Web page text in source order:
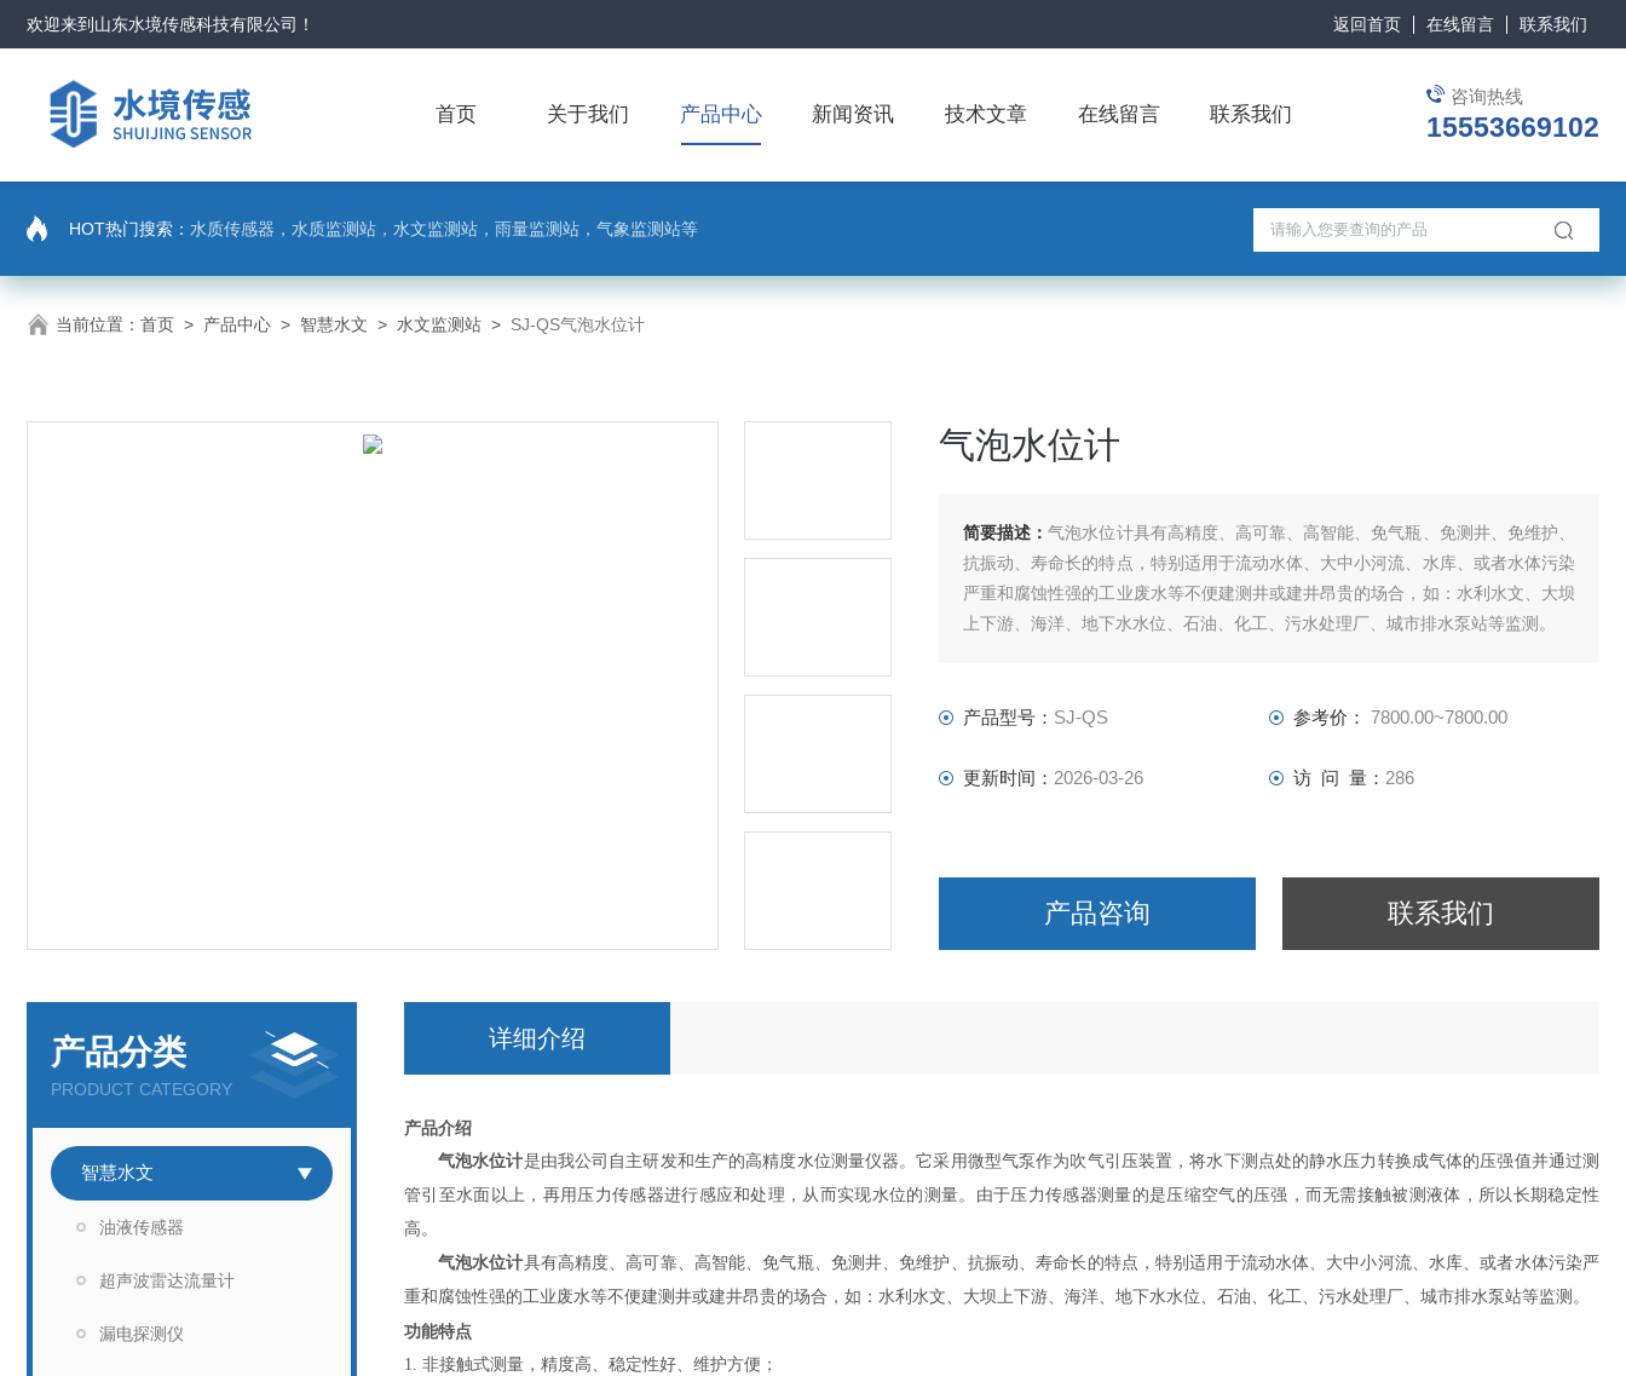
欢迎来到 山东水境传感科技有限公司 ！ 返回首页 在线留言 联系我们
咨询热线
15553669102
首页 关于我们 产品中心 新闻资讯 技术文章 在线留言 联系我们
HOT热门搜索： 水质传感器，水质监测站，水文监测站，雨量监测站，气象监测站等
当前位置： 首页 > 产品中心 > 智慧水文 > 水文监测站 > SJ-QS气泡水位计
气泡水位计
简要描述：气泡水位计具有高精度、高可靠、高智能、免气瓶、免测井、免维护、
抗振动、寿命长的特点，特别适用于流动水体、大中小河流、水库、或者水体污染
严重和腐蚀性强的工业废水等不便建测井或建井昂贵的场合，如：水利水文、大坝
上下游、海洋、地下水水位、石油、化工、污水处理厂、城市排水泵站等监测。
产品型号： SJ-QS 参考价： 7800.00~7800.00
更新时间： 2026-03-26 访 问 量： 286
产品咨询 联系我们
产品分类
PRODUCT CATEGORY
智慧水文
油液传感器
超声波雷达流量计
漏电探测仪
详细介绍
产品介绍
气泡水位计是由我公司自主研发和生产的高精度水位测量仪器。它采用微型气泵作为吹气引压装置，将水下测点处的静水压力转换成气体的压强值并通过测
管引至水面以上，再用压力传感器进行感应和处理，从而实现水位的测量。由于压力传感器测量的是压缩空气的压强，而无需接触被测液体，所以长期稳定性
高。
气泡水位计具有高精度、高可靠、高智能、免气瓶、免测井、免维护、抗振动、寿命长的特点，特别适用于流动水体、大中小河流、水库、或者水体污染严
重和腐蚀性强的工业废水等不便建测井或建井昂贵的场合，如：水利水文、大坝上下游、海洋、地下水水位、石油、化工、污水处理厂、城市排水泵站等监测。
功能特点
1. 非接触式测量，精度高、稳定性好、维护方便；